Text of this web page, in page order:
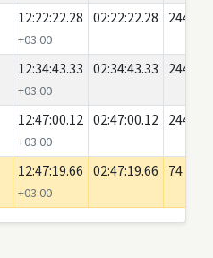
12:22:22.28
+03:00
02:22:22.28 2442
12:34:43.33
+03:00
02:34:43.33 2442
12:47:00.12
+03:00
02:47:00.12 2442
12:47:19.66
+03:00
02:47:19.66 74